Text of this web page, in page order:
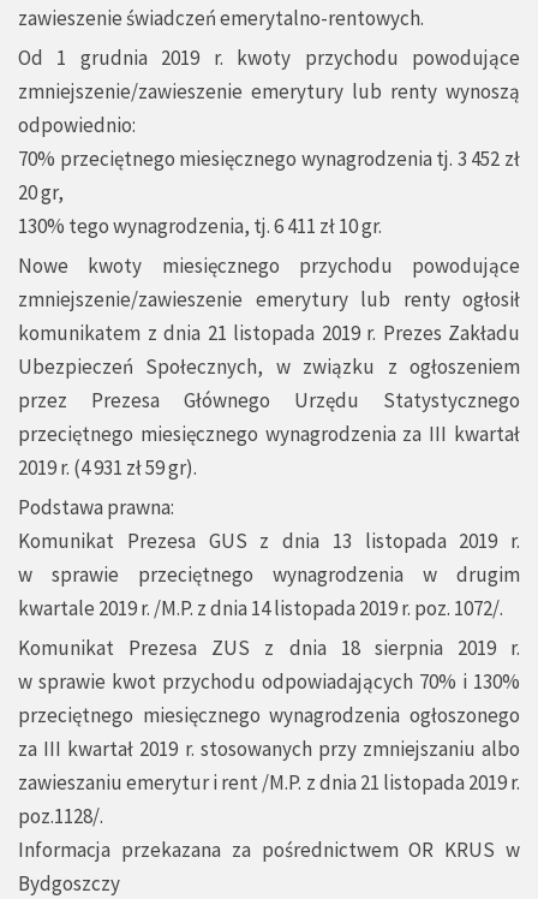
zawieszenie świadczeń emerytalno-rentowych.
Od 1 grudnia 2019 r. kwoty przychodu powodujące
zmniejszenie/zawieszenie emerytury lub renty wynoszą
odpowiednio:
70% przeciętnego miesięcznego wynagrodzenia tj. 3 452 zł
20 gr,
130% tego wynagrodzenia, tj. 6 411 zł 10 gr.
Nowe kwoty miesięcznego przychodu powodujące
zmniejszenie/zawieszenie emerytury lub renty ogłosił
komunikatem z dnia 21 listopada 2019 r. Prezes Zakładu
Ubezpieczeń Społecznych, w związku z ogłoszeniem
przez Prezesa Głównego Urzędu Statystycznego
przeciętnego miesięcznego wynagrodzenia za III kwartał
2019 r. (4 931 zł 59 gr).
Podstawa prawna:
Komunikat Prezesa GUS z dnia 13 listopada 2019 r.
w sprawie przeciętnego wynagrodzenia w drugim
kwartale 2019 r. /M.P. z dnia 14 listopada 2019 r. poz. 1072/.
Komunikat Prezesa ZUS z dnia 18 sierpnia 2019 r.
w sprawie kwot przychodu odpowiadających 70% i 130%
przeciętnego miesięcznego wynagrodzenia ogłoszonego
za III kwartał 2019 r. stosowanych przy zmniejszaniu albo
zawieszaniu emerytur i rent /M.P. z dnia 21 listopada 2019 r.
poz.1128/.
Informacja przekazana za pośrednictwem OR KRUS w
Bydgoszczy